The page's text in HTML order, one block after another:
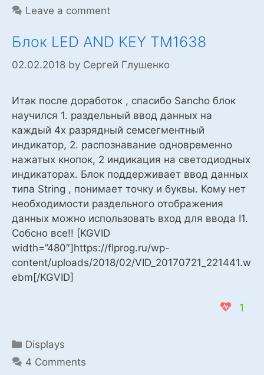
Keyboard
Shild
на
Leave a comment
Блок LED AND KEY TM1638
02.02.2018 by Сергей Глушенко
Итак после доработок , спасибо Sancho блок
научился 1. раздельный ввод данных на
каждый 4х разрядный семсегментный
индикатор, 2. распознавание одновременно
нажатых кнопок, 2 индикация на светодиодных
индикаторах. Блок поддерживает ввод данных
типа String , понимает точку и буквы. Кому нет
необходимости раздельного отображения
данных можно использовать вход для ввода I1.
Собсно все!! [KGVID
width=”480″]https://flprog.ru/wp-
content/uploads/2018/02/VID_20170721_221441.w
ebm[/KGVID]
1
Categories
Displays
4 Comments